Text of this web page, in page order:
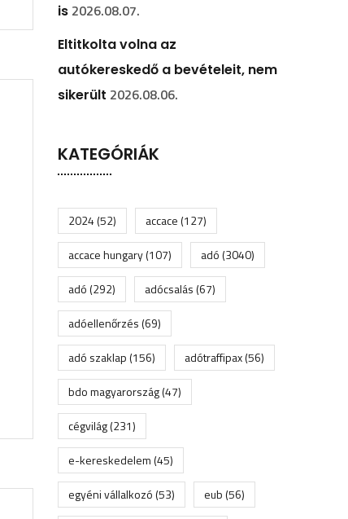
is 2026.08.07.
Eltitkolta volna az
autókereskedő a bevételeit, nem
sikerült 2026.08.06.
KATEGÓRIÁK
2024(52) accace(127)
accace hungary(107) adó(3040)
adó(292) adócsalás(67)
adóellenőrzés(69)
adó szaklap(156) adótraffipax(56)
bdo magyarország(47)
cégvilág(231)
e-kereskedelem(45)
egyéni vállalkozó(53) eub(56)